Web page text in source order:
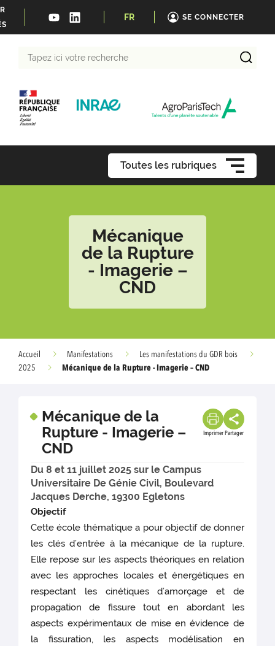
FR SE CONNECTER
Toutes les rubriques
Mécanique
de la Rupture
- Imagerie –
CND
Accueil Manifestations
Les manifestations du GDR bois
2025
Mécanique de la Rupture - Imagerie – CND
Mécanique de la
Rupture - Imagerie –
CND
Imprimer Partager
Du 8 et 11 juillet 2025 sur le Campus
Universitaire De Génie Civil, Boulevard
Jacques Derche, 19300 Egletons
Objectif
Cette école thématique a pour objectif de donner
les clés d’entrée à la mécanique de la rupture.
Elle repose sur les aspects théoriques en relation
avec les approches locales et énergétiques en
respectant les cinétiques d’amorçage et de
propagation de fissure tout en abordant les
aspects expérimentaux de mise en évidence de
la fissuration, les aspects modélisation en